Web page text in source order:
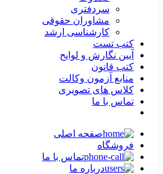
سردفتری
مشاوران حقوقی
کارشناسی ارشد
کتب تست
آیین نگارش و لوایح
کتب قانون
منابع آزمون وکالت
کلاس های تصویری
تماس با ما
صفحه اصلی
فروشگاه
تماس با ما
درباره ما